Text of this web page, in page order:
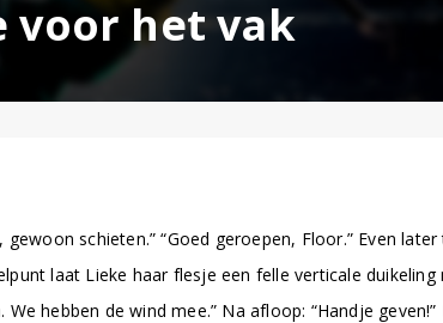
voor het vak
schieten.” “Goed geroepen, Floor.” Even
laat Lieke haar flesje een felle verticale
hebben de wind mee.” Na afloop: “Handje